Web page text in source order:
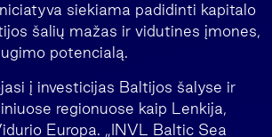
siekiama padidinti kapitalo
šalių mažas ir vidutines įmones,
potencialą.
į investicijas Baltijos šalyse ir
regionuose kaip Lenkija,
Europa. „INVL Baltic Sea